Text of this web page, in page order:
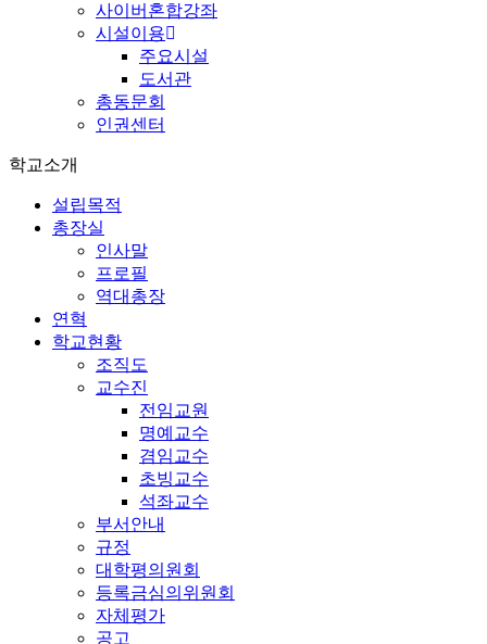
사이버혼합강좌
시설이용
주요시설
도서관
총동문회
인권센터
학교소개
설립목적
총장실
인사말
프로필
역대총장
연혁
학교현황
조직도
교수진
전임교원
명예교수
겸임교수
초빙교수
석좌교수
부서안내
규정
대학평의원회
등록금심의위원회
자체평가
공고